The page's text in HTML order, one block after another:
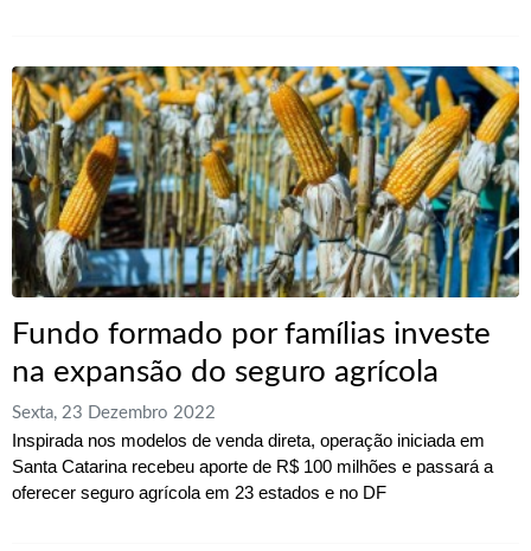
Fundo formado por famílias investe
na expansão do seguro agrícola
Sexta, 23 Dezembro 2022
Inspirada nos modelos de venda direta, operação iniciada em
Santa Catarina recebeu aporte de R$ 100 milhões e passará a
oferecer seguro agrícola em 23 estados e no DF